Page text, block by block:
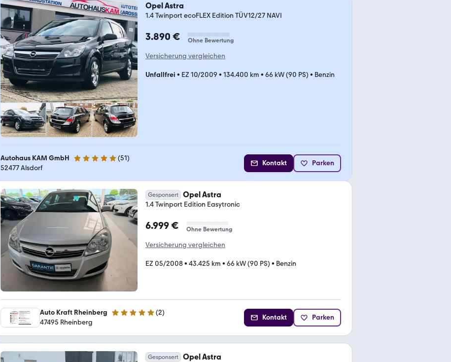
Opel Astra
1.4 Twinport ecoFLEX Edition TÜV12/27 NAVI
3.890 € Ohne Bewertung
Versicherung vergleichen
Unfallfrei • EZ 10/2009 • 134.400 km • 66 kW (90 PS) • Benzin
Autohaus KAM GmbH 5 Sterne (51)
52477 Alsdorf
Kontakt Parken
Gesponsert Opel Astra
1.4 Twinport Edition Easytronic
6.999 € Ohne Bewertung
Versicherung vergleichen
EZ 05/2008• 43.425 km • 66 kW (90 PS) • Benzin
Auto Kraft Rheinberg 5 Sterne (2)
47495 Rheinberg
Kontakt Parken
Gesponsert Opel Astra